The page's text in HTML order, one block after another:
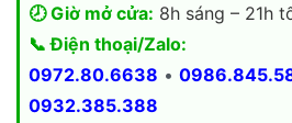
🕗 Giờ mở cửa: 8h sáng – 21h
📞 Điện thoại/Zalo:
0972.80.6638 •
0932.385.388